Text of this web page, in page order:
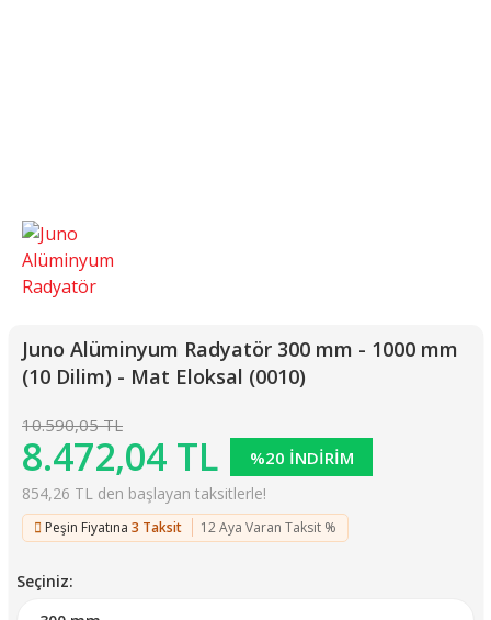
Juno Alüminyum Radyatör 300 mm - 1000 mm
(10 Dilim) - Mat Eloksal (0010)
10.590,05 TL
8.472,04 TL %20 İNDİRİM
854,26 TL den başlayan taksitlerle!
Peşin Fiyatına 3 Taksit 12 Aya Varan Taksit %
Seçiniz: